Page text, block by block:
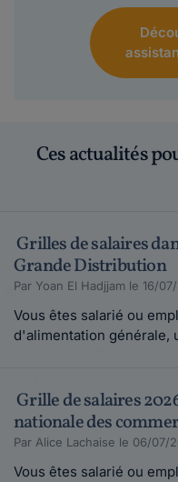
Ces actualités
Grilles de salaires
Grande Distribution
Par Yoan El Hadjjam le 16/
Vous êtes salarié ou
d'alimentation générale,
Grille de salaires
nationale des
Par Alice Lachaise le 06/07/
Vous êtes salarié ou